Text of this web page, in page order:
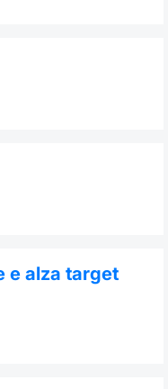
e alza target